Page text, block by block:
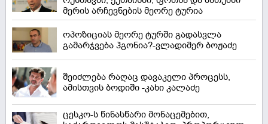
მერის არჩევნების მეორე ტურია
ოპოზიციას მეორე ტურში გადასვლა
გამარჯვება ჰგონია?-ვლადიმერ ბოჟაძე
შეიძლება რაღაც დავაკელი პროცესს,
ამისთვის ბოდიში -კახი კალაძე
ცესკო-ს წინასწარი მონაცემებით,